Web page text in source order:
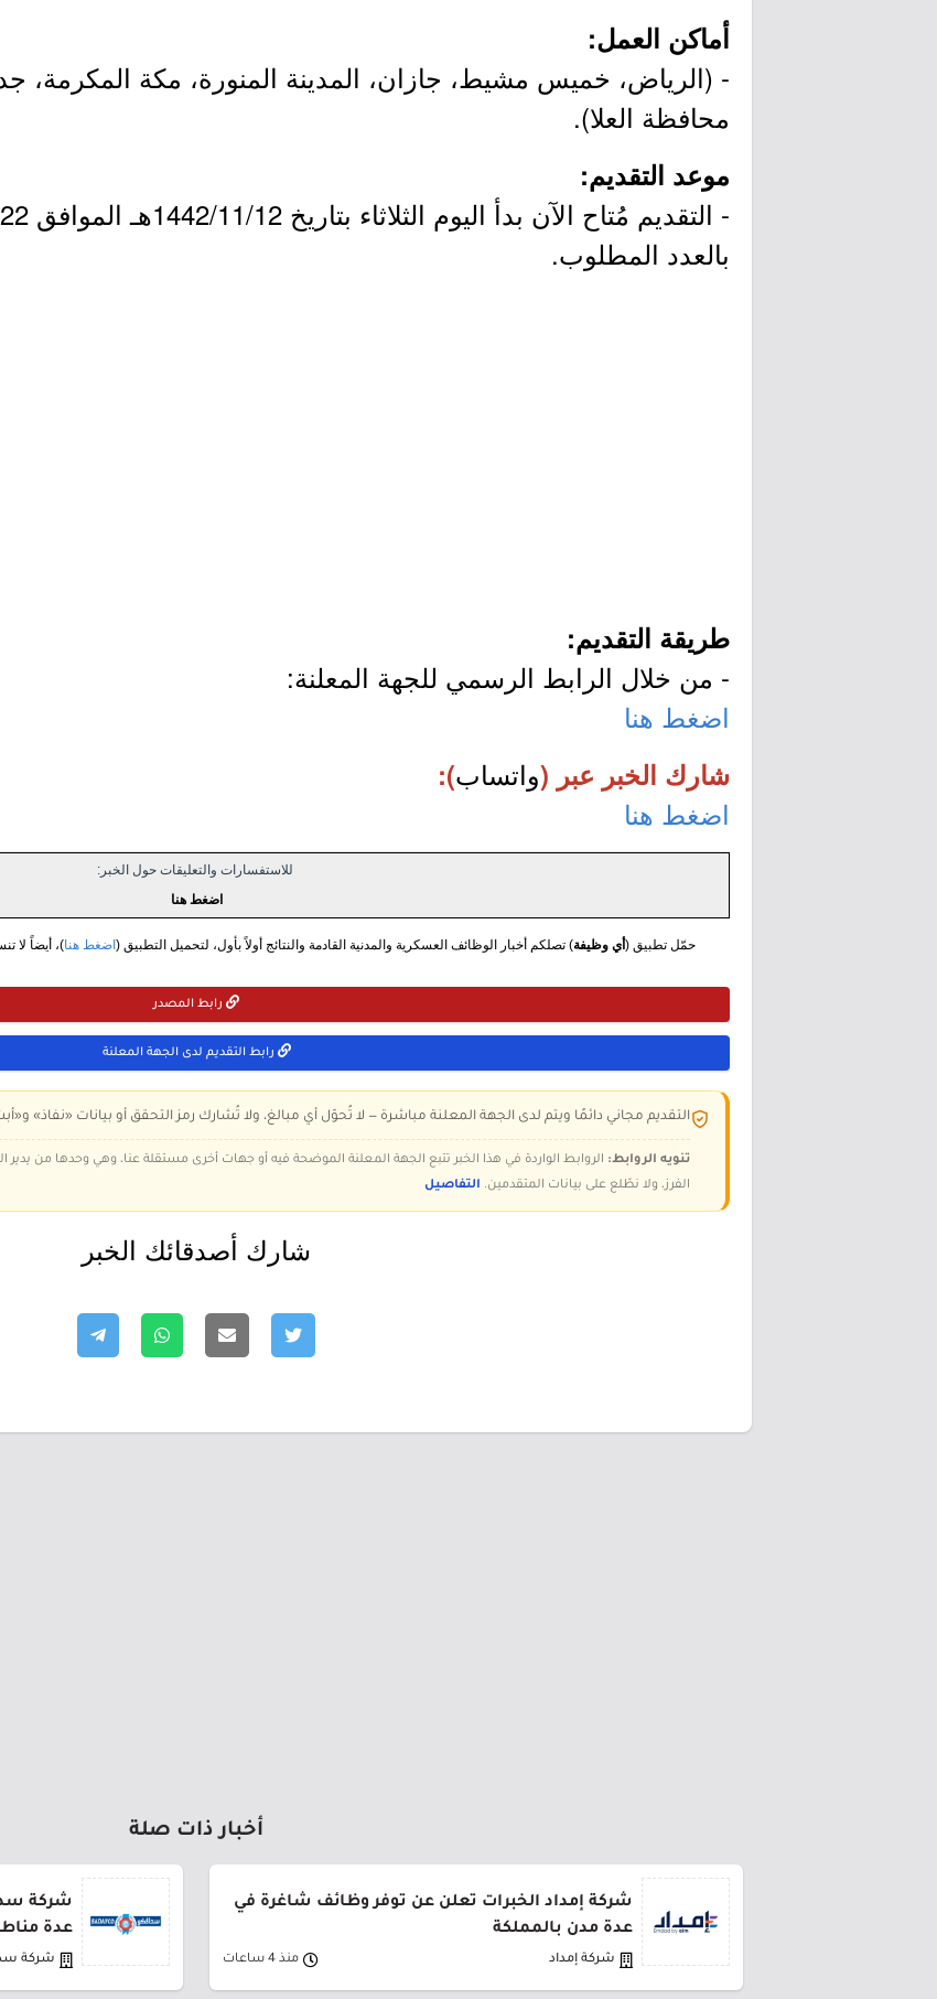
أماكن العمل:
- (الرياض، خميس مشيط، جازان، المدينة المنورة، مكة المكرمة،
محافظة العلا).
موعد التقديم:
بالعدد المطلوب.
طريقة التقديم:
- من خلال الرابط الرسمي للجهة المعلنة:
اضغط هنا
شارك الخبر عبر (واتساب):
اضغط هنا
للاستفسارات والتعليقات حول الخبر:
اضغط هنا
حمّل تطبيق ( أي وظيفة) تصلكم أخبار الوظائف العسكرية والمدنية القادمة والنتائج أولاً بأول، لتحميل التطبيق ( اضغط هنا)، أيضاً لا
رابط المصدر
رابط التقديم لدى الجهة المعلنة
التقديم مجاني دائمًا ويتم لدى الجهة المعلنة مباشرة — لا تُحوّل أي مبالغ، ولا تُشارك رمز التحقق أو بيانات «نفاذ»
تنويه الروابط: الروابط الواردة في هذا الخبر تتبع الجهة المعلنة الموضحة فيه أو جهات أخرى مستقلة عنا، وهي وحدها من
الفرز، ولا نطّلع على بيانات المتقدمين. التفاصيل
شارك أصدقائك الخبر
أخبار ذات صلة
شركة إمداد الخبرات تعلن عن توفر وظائف شاغرة في
عدة مدن بالمملكة
شركة إمداد منذ 4 ساعات
شركة
عدة
شركة